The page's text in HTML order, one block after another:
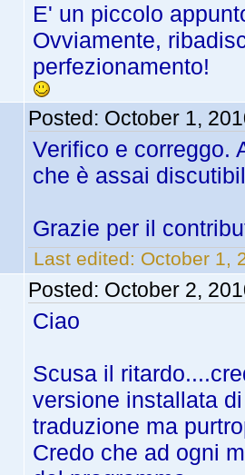
E' un piccolo
Ovviamente,
perfezionamento!
Posted: October 1,
Verifico e correggo.
che è assai
Grazie per il
Last edited: October 1,
Posted: October 2,
Ciao
Scusa il
versione installata
traduzione ma
Credo che ad ogni